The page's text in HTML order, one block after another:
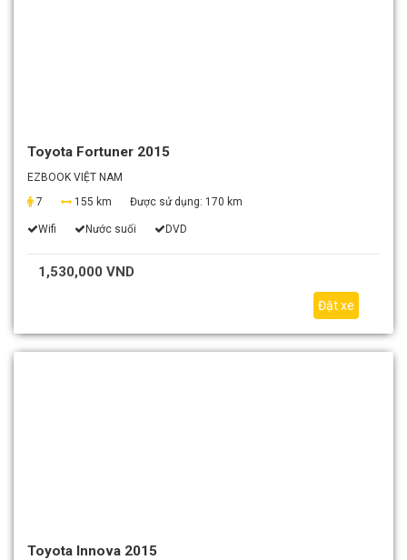
Toyota Fortuner 2015
EZBOOK VIỆT NAM
7
155 km Được sử dụng: 170 km
Wifi Nước suối DVD
1,530,000 VND
Đặt xe
Toyota Innova 2015